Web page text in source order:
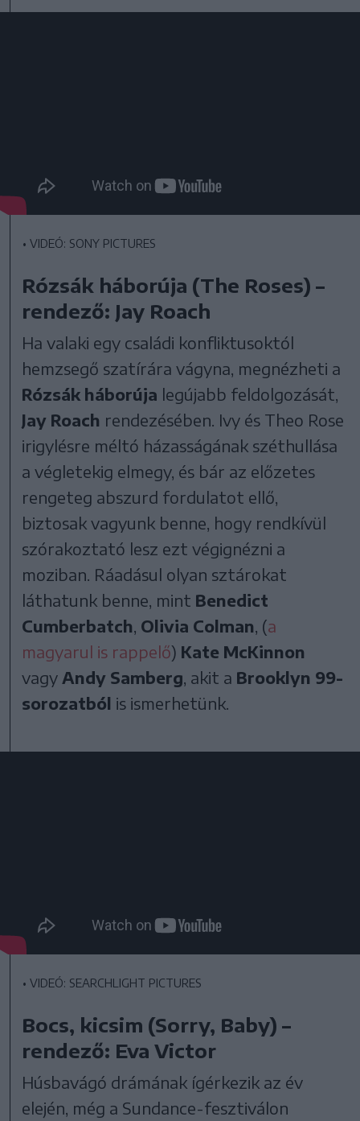
• VIDEÓ: SONY PICTURES
Rózsák háborúja (The Roses) –
rendező: Jay Roach
Ha valaki egy családi konfliktusoktól
hemzsegő szatírára vágyna, megnézheti a
Rózsák háborúja legújabb feldolgozását,
Jay Roach rendezésében. Ivy és Theo Rose
irigylésre méltó házasságának széthullása
a végletekig elmegy, és bár az előzetes
rengeteg abszurd fordulatot ellő,
biztosak vagyunk benne, hogy rendkívül
szórakoztató lesz ezt végignézni a
moziban. Ráadásul olyan sztárokat
láthatunk benne, mint Benedict
Cumberbatch, Olivia Colman, (a
magyarul is rappelő) Kate McKinnon
vagy Andy Samberg, akit a Brooklyn 99-
sorozatból is ismerhetünk.
• VIDEÓ: SEARCHLIGHT PICTURES
Bocs, kicsim (Sorry, Baby) –
rendező: Eva Victor
Húsbavágó drámának ígérkezik az év
elején, még a Sundance-fesztiválon